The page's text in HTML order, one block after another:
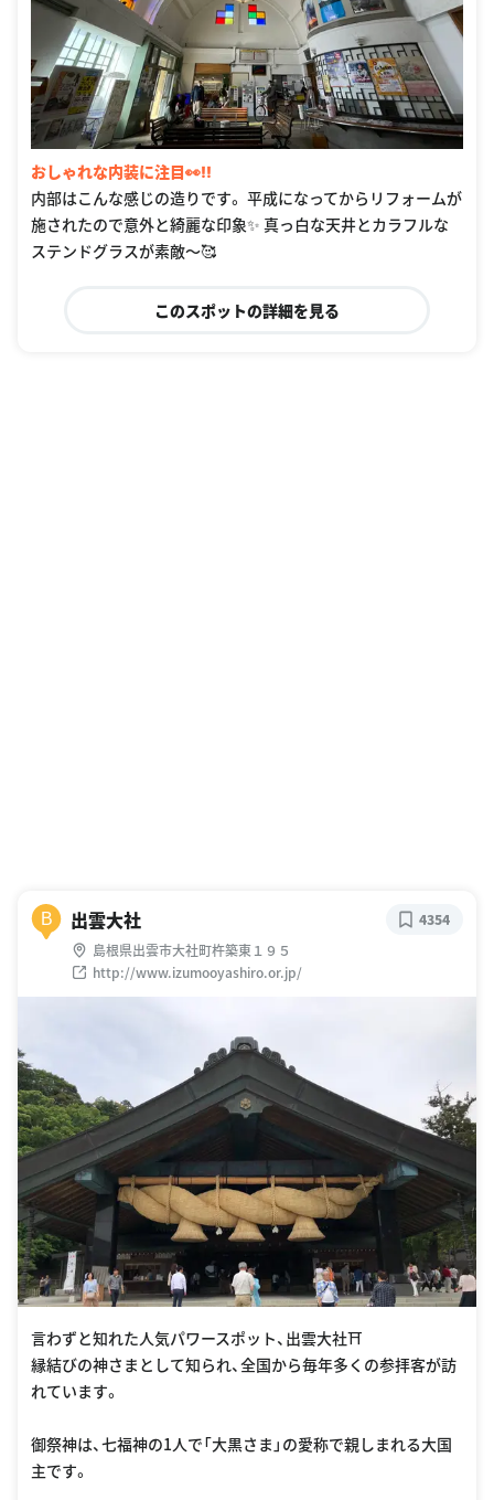
おしゃれな内装に注目👀‼️
内部はこんな感じの造りです。 平成になってからリフォームが
施されたので意外と綺麗な印象✨ 真っ白な天井とカラフルな
ステンドグラスが素敵〜🥰
このスポットの詳細を見る
B 出雲大社
島根県出雲市大社町杵築東１９５
http://www.izumooyashiro.or.jp/
4354
言わずと知れた人気パワースポット、出雲大社⛩
縁結びの神さまとして知られ、全国から毎年多くの参拝客が訪
れています。
御祭神は、七福神の1人で「大黒さま」の愛称で親しまれる大国
主です。